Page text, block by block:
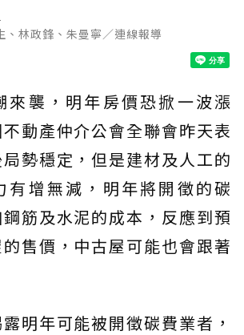
、林政鋒、朱曼寧／連線報導
來襲，明年房價恐掀一波漲
動產仲介公會全聯會昨天表
勢穩定，但是建材及人工的
有增無減，明年將開徵的碳
筋及水泥的成本，反應到預
售價，中古屋可能也會跟著
明年可能被開徵碳費業者，